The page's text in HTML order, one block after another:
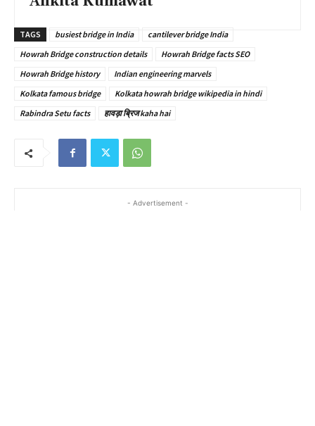
TAGS busiest bridge in India
cantilever bridge India
Howrah Bridge construction details
Howrah Bridge facts SEO
Howrah Bridge history
Indian engineering marvels
Kolkata famous bridge
Kolkata howrah bridge wikipedia in hindi
Rabindra Setu facts
हावड़ा ब्रिज kaha hai
- Advertisement -